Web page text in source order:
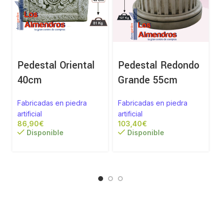
Pedestal Oriental
40cm
Fabricadas en piedra
artificial
€
Disponible
Pedestal Redondo
Grande 55cm
Fabricadas en piedra
artificial
€
Disponible